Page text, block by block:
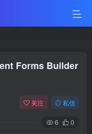
Forms Builder
关注 私信
6 0